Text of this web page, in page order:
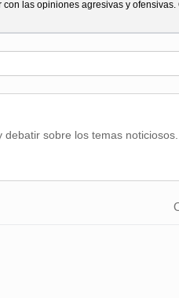
las opiniones agresivas y
sobre los temas noticiosos.